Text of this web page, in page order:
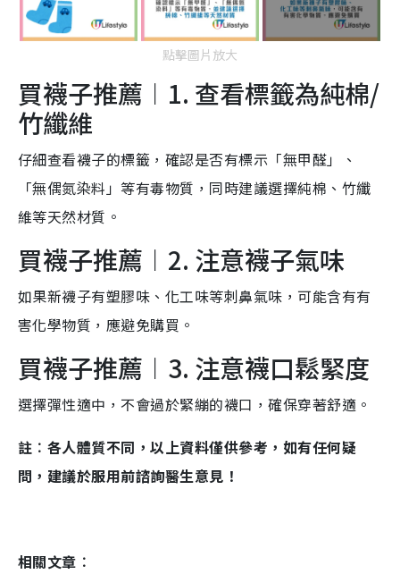
點擊圖片放大
買襪子推薦︱1. 查看標籤為純棉/
竹纖維
仔細查看襪子的標籤，確認是否有標示「無甲醛」、
「無偶氮染料」等有毒物質，同時建議選擇純棉、竹纖
維等天然材質。
買襪子推薦︱2. 注意襪子氣味
如果新襪子有塑膠味、化工味等刺鼻氣味，可能含有有
害化學物質，應避免購買。
買襪子推薦︱3. 注意襪口鬆緊度
選擇彈性適中，不會過於緊繃的襪口，確保穿著舒適。
註︰各人體質不同，以上資料僅供參考，如有任何疑
問，建議於服用前諮詢醫生意見！
相關文章︰